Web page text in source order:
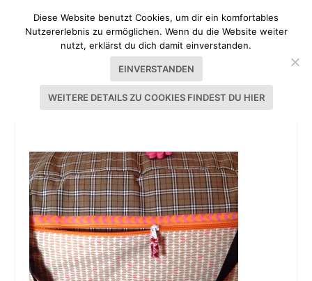
IMG_5787.JPG
Diese Website benutzt Cookies, um dir ein komfortables
Nutzererlebnis zu ermöglichen. Wenn du die Website weiter
nutzt, erklärst du dich damit einverstanden.
EINVERSTANDEN
WEITERE DETAILS ZU COOKIES FINDEST DU HIER